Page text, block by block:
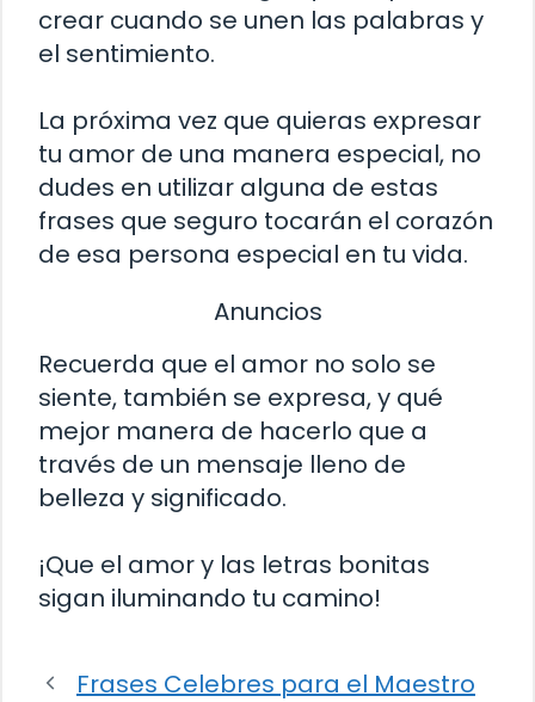
crear cuando se unen las palabras y
el sentimiento.
La próxima vez que quieras expresar
tu amor de una manera especial, no
dudes en utilizar alguna de estas
frases que seguro tocarán el corazón
de esa persona especial en tu vida.
Anuncios
Recuerda que el amor no solo se
siente, también se expresa, y qué
mejor manera de hacerlo que a
través de un mensaje lleno de
belleza y significado.
¡Que el amor y las letras bonitas
sigan iluminando tu camino!
Frases Celebres para el Maestro